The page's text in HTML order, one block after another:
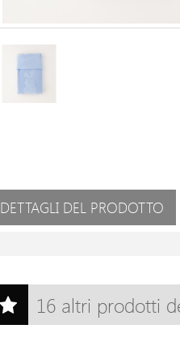
DETTAGLI DEL PRODOTTO
16 altri prodotti